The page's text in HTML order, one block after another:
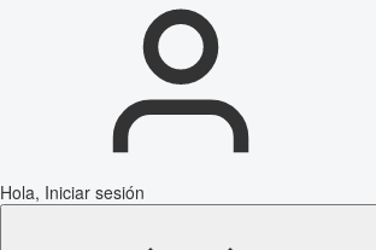
Hola, Iniciar sesión